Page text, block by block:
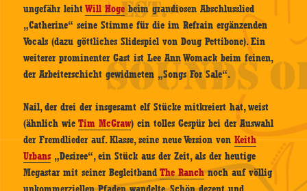
ungefähr leihtWill Hoge beim grandiosen Abschlusslied
„Catherine“ seine Stimme für die im Refrain ergänzenden
Vocals (dazu göttliches Slidespiel von Doug Pettibone). Ein
weiterer prominenter Gast ist Lee Ann Womack beim feinen,
der Arbeiterschicht gewidmeten „Songs For Sale“.
Nail, der drei der insgesamt elf Stücke mitkreiert hat, weist
(ähnlich wieTim McGraw) ein tolles Gespür bei der Auswahl
der Fremdlieder auf. Klasse, seine neue Version vonKeith
Urbans „Desiree“, ein Stück aus der Zeit, als der heutige
Megastar mit seiner BegleitbandThe Ranchnoch auf völlig